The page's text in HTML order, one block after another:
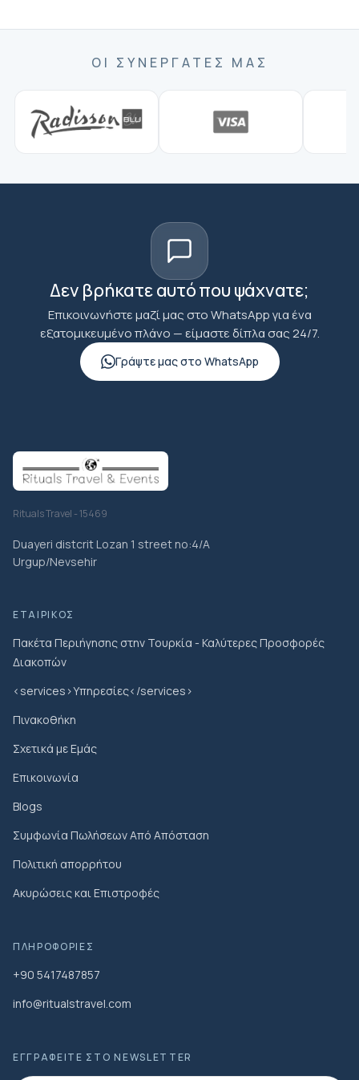
ΟΙ ΣΥΝΕΡΓΆΤΕΣ ΜΑΣ
Δεν βρήκατε αυτό που ψάχνατε;
Επικοινωνήστε μαζί μας στο WhatsApp για ένα
εξατομικευμένο πλάνο — είμαστε δίπλα σας 24/7.
Γράψτε μας στο WhatsApp
Rituals Travel - 15469
Duayeri distcrit Lozan 1 street no:4/A
Urgup/Nevsehir
ΕΤΑΙΡΙΚΌΣ
Πακέτα Περιήγησης στην Τουρκία - Καλύτερες Προσφορές
Διακοπών
<services>Υπηρεσίες</services>
Πινακοθήκη
Σχετικά με Εμάς
Επικοινωνία
Blogs
Συμφωνία Πωλήσεων Από Απόσταση
Πολιτική απορρήτου
Ακυρώσεις και Επιστροφές
ΠΛΗΡΟΦΟΡΊΕΣ
+90 5417487857
info@ritualstravel.com
ΕΓΓΡΑΦΕΊΤΕ ΣΤΟ NEWSLETTER